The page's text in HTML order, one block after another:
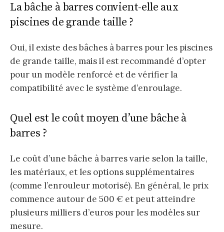
La bâche à barres convient-elle aux
piscines de grande taille ?
Oui, il existe des bâches à barres pour les piscines
de grande taille, mais il est recommandé d’opter
pour un modèle renforcé et de vérifier la
compatibilité avec le système d’enroulage.
Quel est le coût moyen d’une bâche à
barres ?
Le coût d’une bâche à barres varie selon la taille,
les matériaux, et les options supplémentaires
(comme l’enrouleur motorisé). En général, le prix
commence autour de 500 € et peut atteindre
plusieurs milliers d’euros pour les modèles sur
mesure.